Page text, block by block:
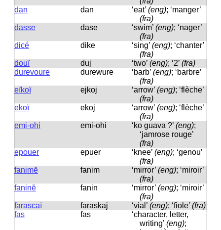
dan
dan ‘eat’ (eng); ‘manger’
(fra)
dasse
dase ‘swim’ (eng); ‘nager’
(fra)
dicé
dike ‘sing’ (eng); ‘chanter’
(fra)
douï
duj ‘two’ (eng); ‘2’ (fra)
durevoure
durewure ‘barb’ (eng); ‘barbre’
(fra)
eïkoï
ejkoj ‘arrow’ (eng); ‘flèche’
(fra)
ekoï
ekoj ‘arrow’ (eng); ‘flèche’
(fra)
emi-ohi
emi-ohi ‘ko guava ?’ (eng);
‘jamrose rouge’
(fra)
epouer
epuer ‘knee’ (eng); ‘genou’
(fra)
fanimĕ
fanim ‘mirror’ (eng); ‘miroir’
(fra)
faninĕ
fanin ‘mirror’ (eng); ‘miroir’
(fra)
farascaï
faraskaj ‘vial’ (eng); ‘fiole’ (fra)
fas
fas
‘character, letter,
writing’ (eng);